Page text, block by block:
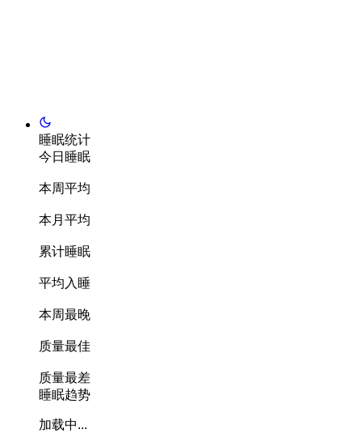
睡眠统计
今日睡眠
本周平均
本月平均
累计睡眠
平均入睡
本周最晚
质量最佳
质量最差
睡眠趋势
加载中...